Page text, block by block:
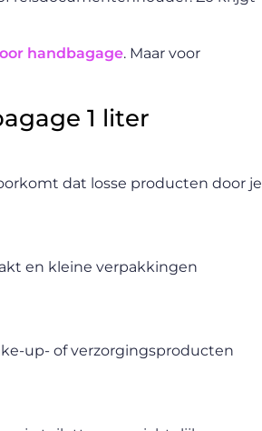
handbagage. Maar voor
1 liter
dat losse producten door je
en kleine verpakkingen
up- of verzorgingsproducten